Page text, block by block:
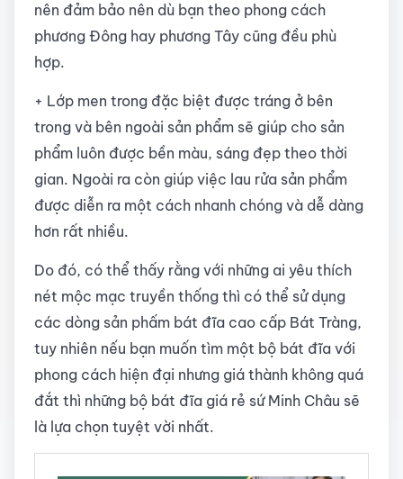
nên đảm bảo nên dù bạn theo phong cách
phương Đông hay phương Tây cũng đều phù
hợp.
+ Lớp men trong đặc biệt được tráng ở bên
trong và bên ngoài sản phẩm sẽ giúp cho sản
phẩm luôn được bền màu, sáng đẹp theo thời
gian. Ngoài ra còn giúp việc lau rửa sản phẩm
được diễn ra một cách nhanh chóng và dễ dàng
hơn rất nhiều.
Do đó, có thể thấy rằng với những ai yêu thích
nét mộc mạc truyền thống thì có thể sử dụng
các dòng sản phấm bát đĩa cao cấp Bát Tràng,
tuy nhiên nếu bạn muốn tìm một bộ bát đĩa với
phong cách hiện đại nhưng giá thành không quá
đắt thì những bộ bát đĩa giá rẻ sứ Minh Châu sẽ
là lựa chọn tuyệt vời nhất.